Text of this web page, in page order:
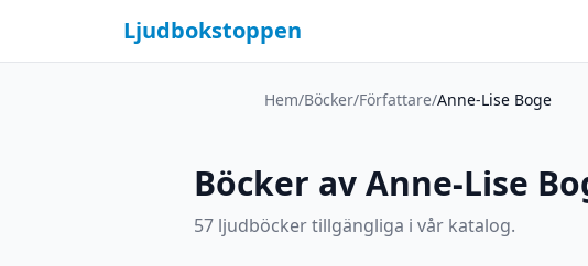
Ljudbokstoppen
Hem/Böcker/Författare/Anne-Lise Boge
Böcker av Anne-Lise
57 ljudböcker tillgängliga i vår katalog.